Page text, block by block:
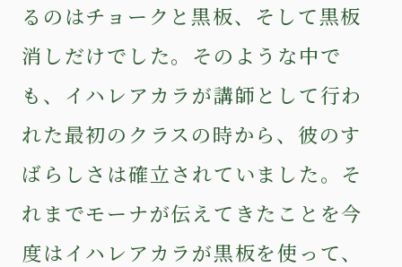
るのはチョークと黒板、そして黒板
消しだけでした。そのような中で
も、イハレアカラが講師として行わ
れた最初のクラスの時から、彼のす
ばらしさは確立されていました。そ
れまでモーナが伝えてきたことを今
度はイハレアカラが黒板を使って、